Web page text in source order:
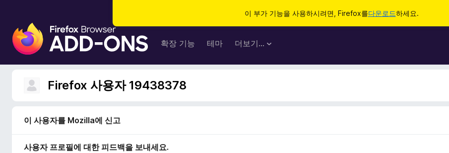
이 부가 기능을 사용하시려면, Firefox를다운로드하세요.
F
i
e
확장 기능 테마 더보기…
Firefox 사용자 19438378
이 사용자를 Mozilla에 신고
사용자 프로필에 대한 피드백을 보내세요.